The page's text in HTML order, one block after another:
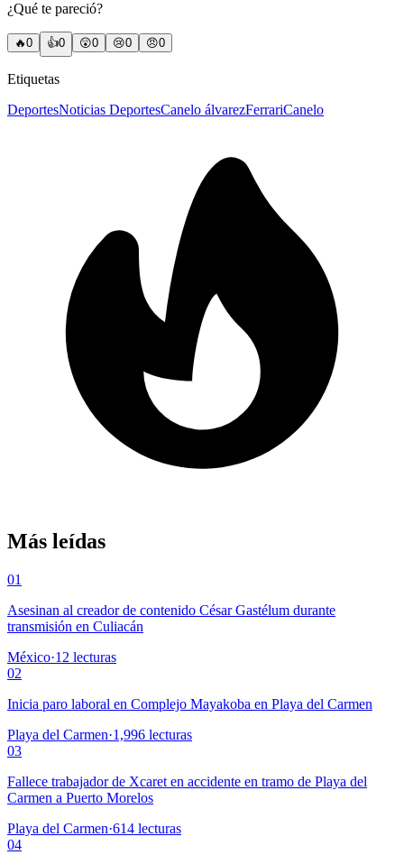
¿Qué te pareció?
🔥0 👍0 😲0 😢0 😠0
Etiquetas
DeportesNoticias DeportesCanelo álvarezFerrariCanelo
Más leídas
01
Asesinan al creador de contenido César Gastélum durante
transmisión en Culiacán
México·12 lecturas
02
Inicia paro laboral en Complejo Mayakoba en Playa del Carmen
Playa del Carmen·1,996 lecturas
03
Fallece trabajador de Xcaret en accidente en tramo de Playa del
Carmen a Puerto Morelos
Playa del Carmen·614 lecturas
04